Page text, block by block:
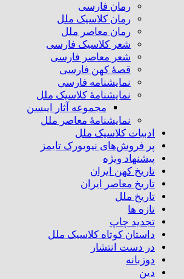
رمان فارسی
رمان کلاسیک ملل
رمان معاصر ملل
شعر کلاسیک فارسی
شعر معاصر فارسی
قصهٔ کهن فارسی
نمایشنامه فارسی
نمایشنامهٔ کلاسیک ملل
مجموعه آثار ایبسن
نمایشنامهٔ معاصر ملل
ادبیات کلاسیک ملل
پر فروش‌های نیویورک تایمز
پیشنهاد ویژه
تاریخ کهن ایران
تاریخ معاصر ایران
تاریخ ملل
تازه ها
تجدید چاپ
داستان کوتاه کلاسیک ملل
در دست انتشار
دوزبانه
دین